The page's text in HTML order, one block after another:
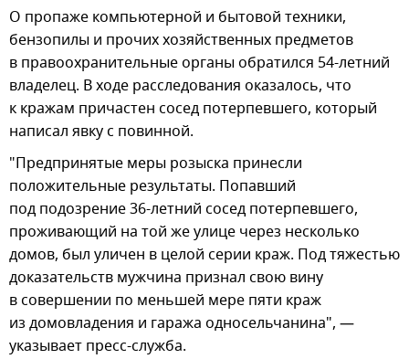
О пропаже компьютерной и бытовой техники,
бензопилы и прочих хозяйственных предметов
в правоохранительные органы обратился 54-летний
владелец. В ходе расследования оказалось, что
к кражам причастен сосед потерпевшего, который
написал явку с повинной.
"Предпринятые меры розыска принесли
положительные результаты. Попавший
под подозрение 36-летний сосед потерпевшего,
проживающий на той же улице через несколько
домов, был уличен в целой серии краж. Под тяжестью
доказательств мужчина признал свою вину
в совершении по меньшей мере пяти краж
из домовладения и гаража односельчанина", —
указывает пресс-служба.